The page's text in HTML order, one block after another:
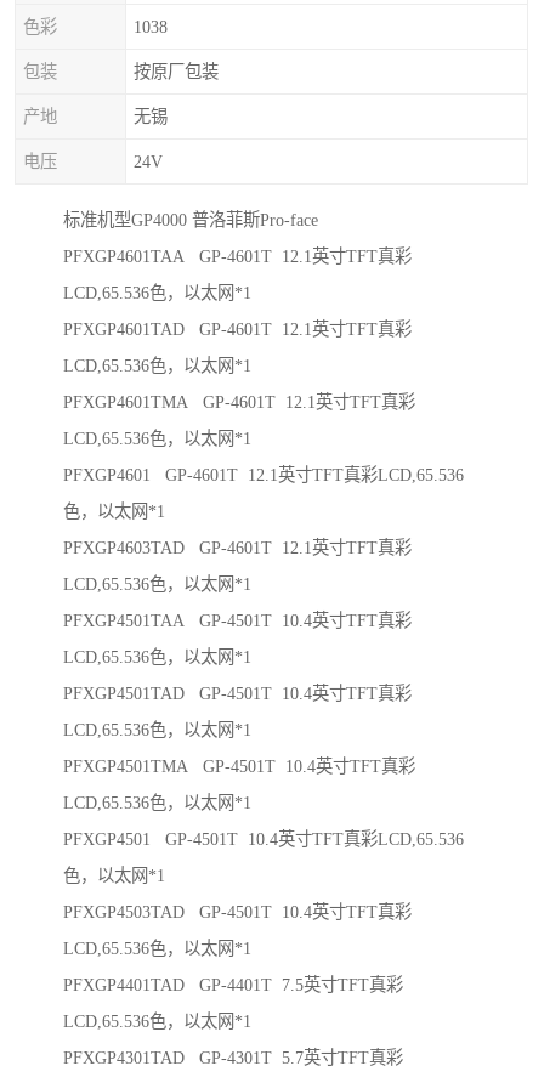
色彩 1038
包装 按原厂包装
产地 无锡
电压 24V
标准机型GP4000 普洛菲斯Pro-face
PFXGP4601TAA GP-4601T 12.1英寸TFT真彩
LCD,65.536色，以太网*1
PFXGP4601TAD GP-4601T 12.1英寸TFT真彩
LCD,65.536色，以太网*1
PFXGP4601TMA GP-4601T 12.1英寸TFT真彩
LCD,65.536色，以太网*1
PFXGP4601 GP-4601T 12.1英寸TFT真彩LCD,65.536
色，以太网*1
PFXGP4603TAD GP-4601T 12.1英寸TFT真彩
LCD,65.536色，以太网*1
PFXGP4501TAA GP-4501T 10.4英寸TFT真彩
LCD,65.536色，以太网*1
PFXGP4501TAD GP-4501T 10.4英寸TFT真彩
LCD,65.536色，以太网*1
PFXGP4501TMA GP-4501T 10.4英寸TFT真彩
LCD,65.536色，以太网*1
PFXGP4501 GP-4501T 10.4英寸TFT真彩LCD,65.536
色，以太网*1
PFXGP4503TAD GP-4501T 10.4英寸TFT真彩
LCD,65.536色，以太网*1
PFXGP4401TAD GP-4401T 7.5英寸TFT真彩
LCD,65.536色，以太网*1
PFXGP4301TAD GP-4301T 5.7英寸TFT真彩